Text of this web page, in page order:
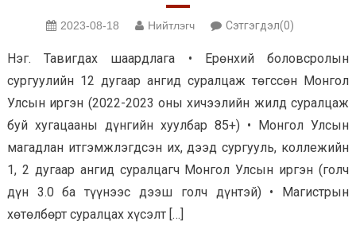
2023-08-18 Нийтлэгч Сэтгэгдэл(0)
Нэг. Тавигдах шаардлага • Ерөнхий боловсролын
сургуулийн 12 дугаар ангид суралцаж төгссөн Монгол
Улсын иргэн (2022-2023 оны хичээлийн жилд суралцаж
буй хугацааны дүнгийн хуулбар 85+) • Монгол Улсын
магадлан итгэмжлэгдсэн их, дээд сургууль, коллежийн
1, 2 дугаар ангид суралцагч Монгол Улсын иргэн (голч
дүн 3.0 ба түүнээс дээш голч дүнтэй) • Магистрын
хөтөлбөрт суралцах хүсэлт […]